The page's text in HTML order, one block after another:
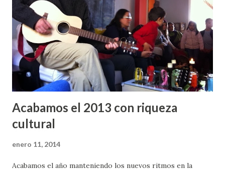
Acabamos el 2013 con riqueza
cultural
enero 11, 2014
Acabamos el año manteniendo los nuevos ritmos en la